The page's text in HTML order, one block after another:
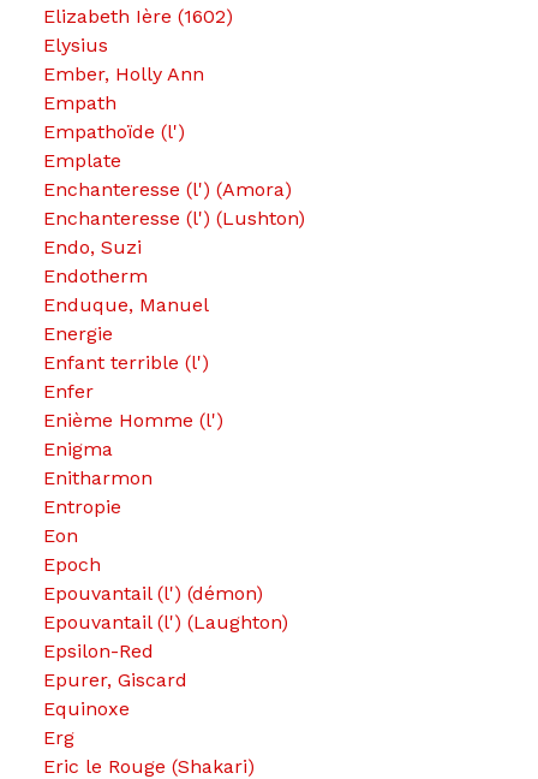
Elizabeth Ière (1602)
Elysius
Ember, Holly Ann
Empath
Empathoïde (l')
Emplate
Enchanteresse (l') (Amora)
Enchanteresse (l') (Lushton)
Endo, Suzi
Endotherm
Enduque, Manuel
Energie
Enfant terrible (l')
Enfer
Enième Homme (l')
Enigma
Enitharmon
Entropie
Eon
Epoch
Epouvantail (l') (démon)
Epouvantail (l') (Laughton)
Epsilon-Red
Epurer, Giscard
Equinoxe
Erg
Eric le Rouge (Shakari)